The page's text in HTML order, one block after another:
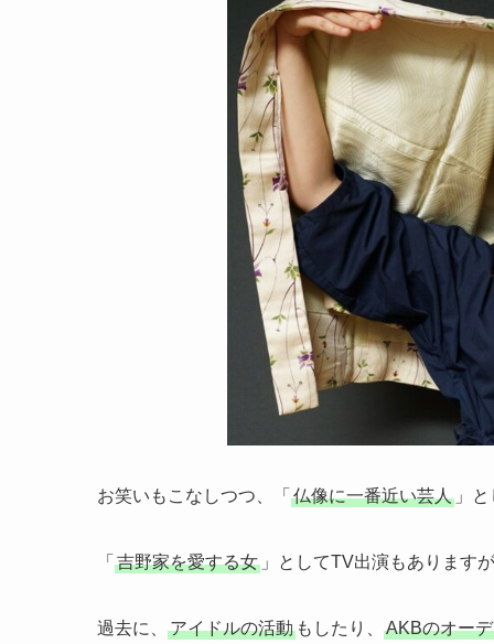
お笑いもこなしつつ、「 仏像に一番近い芸人 」
「 吉野家を愛する女 」としてTV出演もあります
過去に、 アイドルの活動 もしたり、
AKBのオー